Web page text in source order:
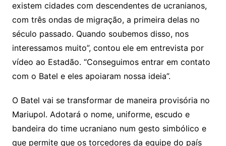
existem cidades com descendentes de ucranianos,
com três ondas de migração, a primeira delas no
século passado. Quando soubemos disso, nos
interessamos muito”, contou ele em entrevista por
vídeo ao Estadão. “Conseguimos entrar em contato
com o Batel e eles apoiaram nossa ideia”.
O Batel vai se transformar de maneira provisória no
Mariupol. Adotará o nome, uniforme, escudo e
bandeira do time ucraniano num gesto simbólico e
que permite que os torcedores da equipe do país